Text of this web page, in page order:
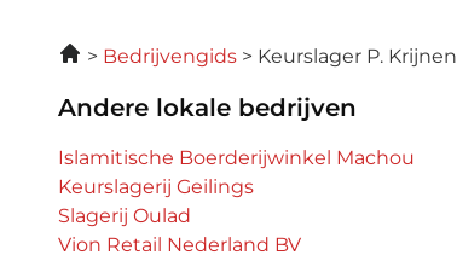
Bedrijvengids Keurslager P. Krijnen
Andere lokale bedrijven
Islamitische Boerderijwinkel Machou
Keurslagerij Geilings
Slagerij Oulad
Vion Retail Nederland BV